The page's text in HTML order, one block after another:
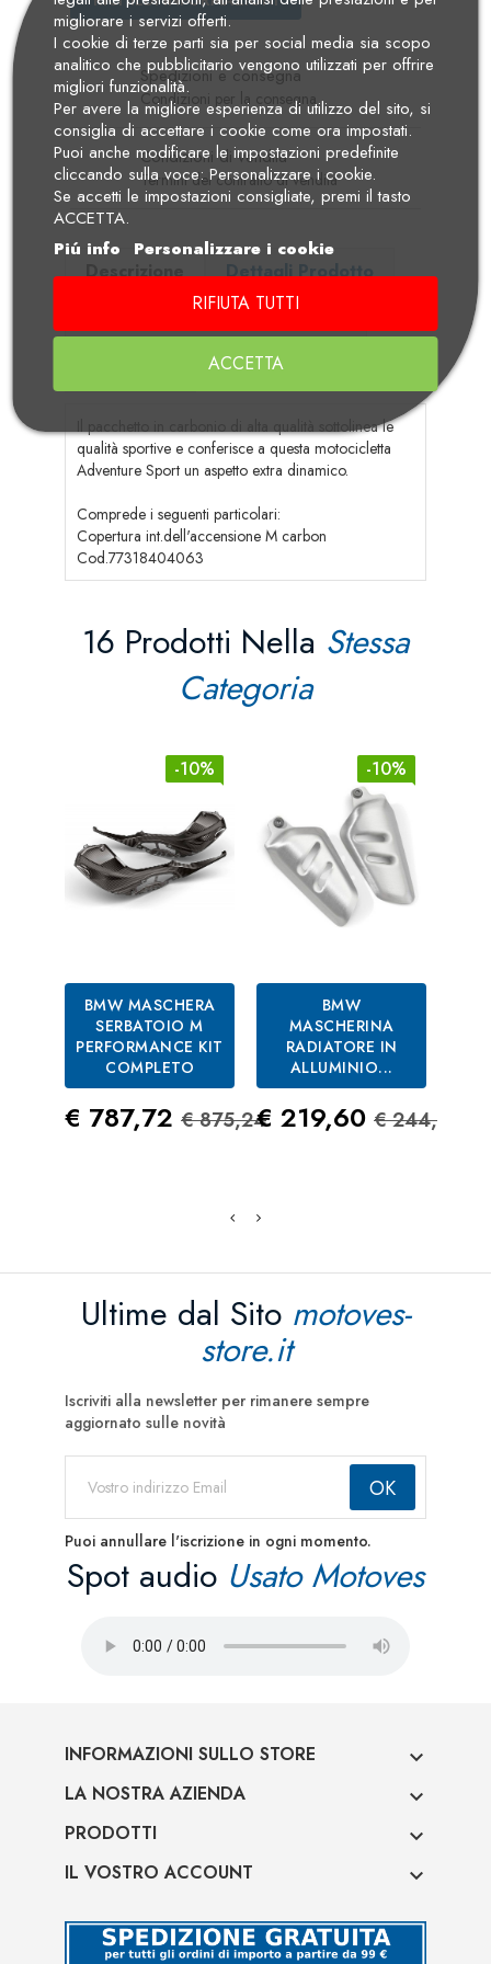
Spedizioni e consegna
Condizioni per la consegna
Condizioni di vendita
Termini del contratto di vendita
Descrizione
Dettagli Prodotto
Il pacchetto in carbonio di alta qualità sottolinea le
qualità sportive e conferisce a questa motocicletta
Adventure Sport un aspetto extra dinamico.
Comprede i seguenti particolari:
Copertura int.dell'accensione M carbon
Cod.77318404063
16 Prodotti Nella Stessa
Categoria
-10%
BMW MASCHERA
SERBATOIO M
PERFORMANCE KIT
COMPLETO
Prezzo
€ 787,72 Prezzo Standard
€ 875,24
-10%
BMW
MASCHERINA
RADIATORE IN
ALLUMINIO...
Prezzo
€ 219,60 Prezzo
€ 244,00
Ultime dal Sito motoves-
store.it
Iscriviti alla newsletter per rimanere sempre
aggiornato sulle novità
Puoi annullare l'iscrizione in ogni momento.
Spot audio Usato Motoves
INFORMAZIONI SULLO STORE 
LA NOSTRA AZIENDA 
PRODOTTI 
IL VOSTRO ACCOUNT 
migliorare i servizi offerti.
I cookie di terze parti sia per social media sia scopo
analitico che pubblicitario vengono utilizzati per offrire
migliori funzionalità.
Per avere la migliore esperienza di utilizzo del sito, si
consiglia di accettare i cookie come ora impostati.
Puoi anche modificare le impostazioni predefinite
cliccando sulla voce: Personalizzare i cookie.
Se accetti le impostazioni consigliate, premi il tasto
ACCETTA.
Piú info
Personalizzare i cookie
RIFIUTA TUTTI
ACCETTA